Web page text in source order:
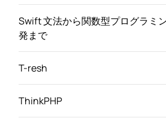
Swift 文法から関数型プログラミ
発まで
T-resh
ThinkPHP